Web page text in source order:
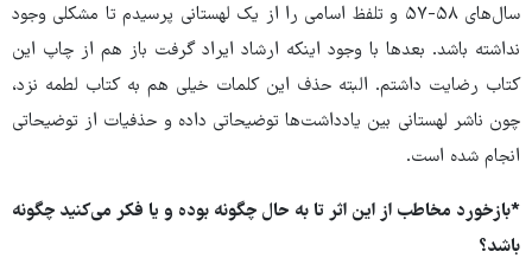
سال‌های ۵۸-۵۷ و تلفظ اسامی را از یک لهستانی پرسیدم تا مشکلی وجود
نداشته باشد. بعدها با وجود اینکه ارشاد ایراد گرفت باز هم از چاپ این
کتاب رضایت داشتم. البته حذف این کلمات خیلی هم به کتاب لطمه نزد،
چون ناشر لهستانی بین یادداشت‌ها توضیحاتی داده و حذفیات از توضیحاتی
انجام شده است.
*بازخورد مخاطب از این اثر تا به حال چگونه بوده و یا فکر می‌کنید چگونه
باشد؟